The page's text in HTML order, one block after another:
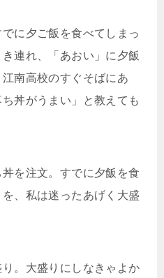
に夕ご飯を食べてしまっ
連れ、「あおい」に夕飯
南高校のすぐそばにあ
丼がうまい」と教えても
を注文。すでに夕飯を食
、私は迷ったあげく大盛
。大盛りにしなきゃよか